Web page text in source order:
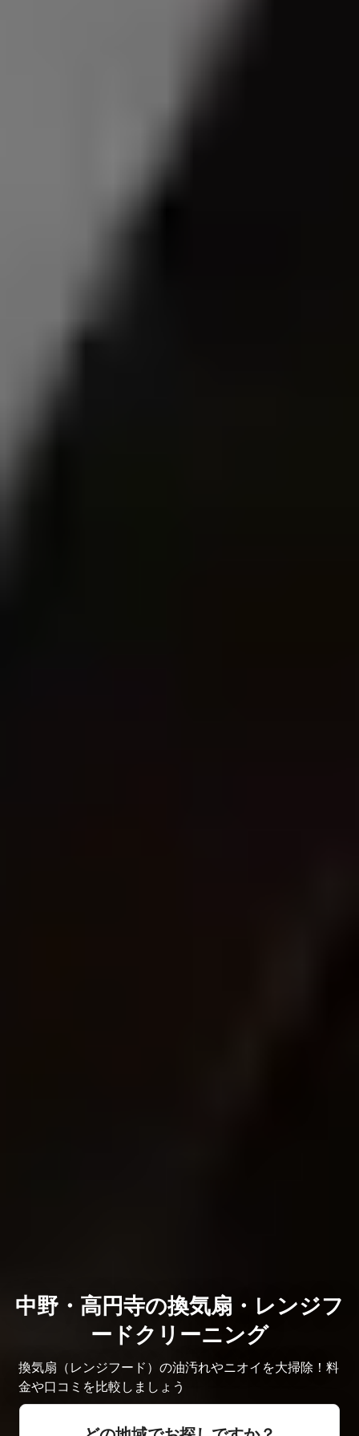
中野・高円寺の換気扇・レンジフ
ードクリーニング
換気扇（レンジフード）の油汚れやニオイを大掃除！料
金や口コミを比較しましょう